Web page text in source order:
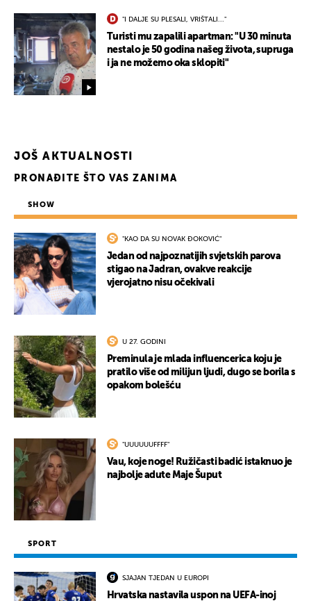
"I DALJE SU PLESALI, VRIŠTALI..."
Turisti mu zapalili apartman: "U 30 minuta
nestalo je 50 godina našeg života, supruga
i ja ne možemo oka sklopiti"
JOŠ AKTUALNOSTI
PRONAĐITE ŠTO VAS ZANIMA
SHOW
"KAO DA SU NOVAK ĐOKOVIĆ"
Jedan od najpoznatijih svjetskih parova
stigao na Jadran, ovakve reakcije
vjerojatno nisu očekivali
U 27. GODINI
Preminula je mlada influencerica koju je
pratilo više od milijun ljudi, dugo se borila s
opakom bolešću
"UUUUUUFFFF"
Vau, koje noge! Ružičasti badić istaknuo je
najbolje adute Maje Šuput
SPORT
SJAJAN TJEDAN U EUROPI
Hrvatska nastavila uspon na UEFA-inoj